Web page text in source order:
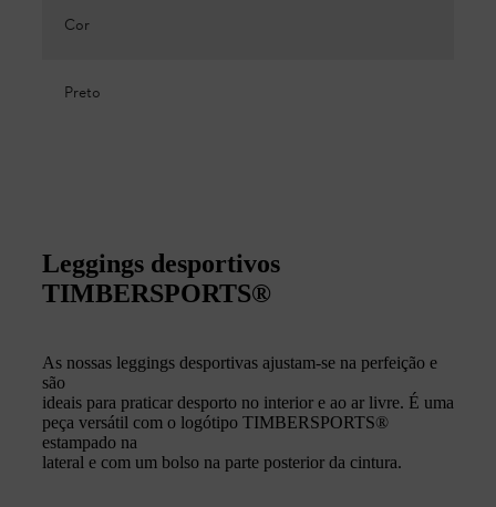
Cor
Preto
Leggings desportivos
TIMBERSPORTS®
As nossas leggings desportivas ajustam-se na perfeição e
são
ideais para praticar desporto no interior e ao ar livre. É uma
peça versátil com o logótipo TIMBERSPORTS®
estampado na
lateral e com um bolso na parte posterior da cintura.